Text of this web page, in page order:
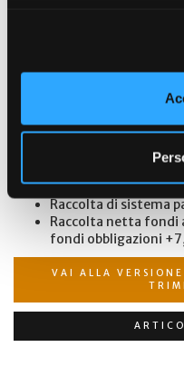
lnfine,
dei mandati istituzionali
Raccolta di sistema
Raccolta netta fondi
fondi obbligazioni
VAI ALLA